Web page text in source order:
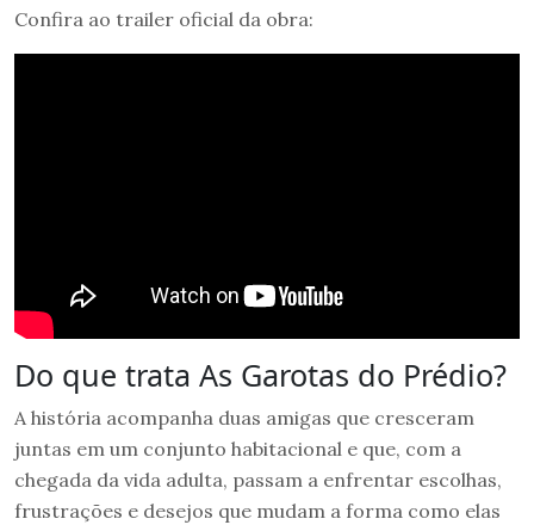
Confira ao trailer oficial da obra:
Do que trata As Garotas do Prédio?
A história acompanha duas amigas que cresceram
juntas em um conjunto habitacional e que, com a
chegada da vida adulta, passam a enfrentar escolhas,
frustrações e desejos que mudam a forma como elas